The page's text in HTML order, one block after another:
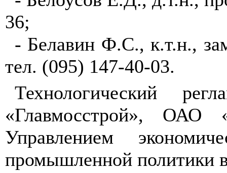
36;
- Белавин Ф.С., к.т.н.,
тел. (095) 147-40-03.
Технологический
«Главмосстрой», ОАО
Управлением
промышленной политики